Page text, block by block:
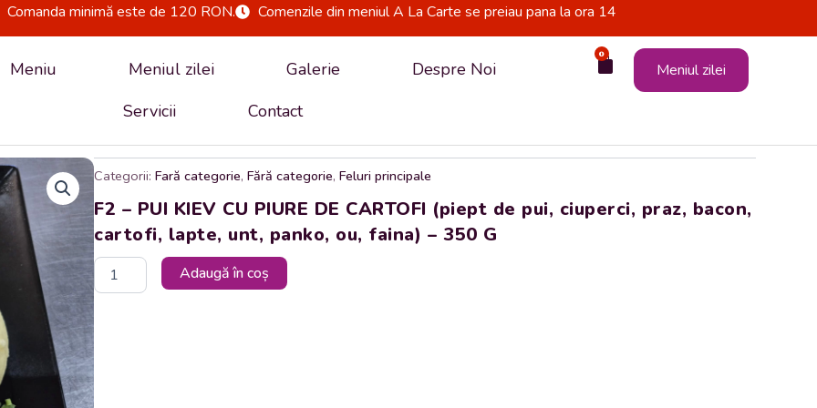
Comanda minimă este de 120 RON. Comenzile din meniul A La Carte se preiau pana la ora 14
Meniu Meniul zilei Galerie
Despre Noi
Servicii
Contact
0
Cart Meniul zilei
Categorii: Fară categorie,Fără categorie,Feluri principale
F2 – PUI KIEV CU PIURE DE CARTOFI (piept de pui, ciuperci, praz, bacon,
cartofi, lapte, unt, panko, ou, faina) – 350 G
Cantitate
-
KIEV
CU
Adaugă în coș